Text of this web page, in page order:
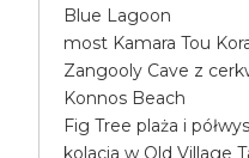
Blue Lagoon
most Kamara Tou
Zangooly Cave z
Konnos Beach
Fig Tree plaża i
kolacja w Old Village